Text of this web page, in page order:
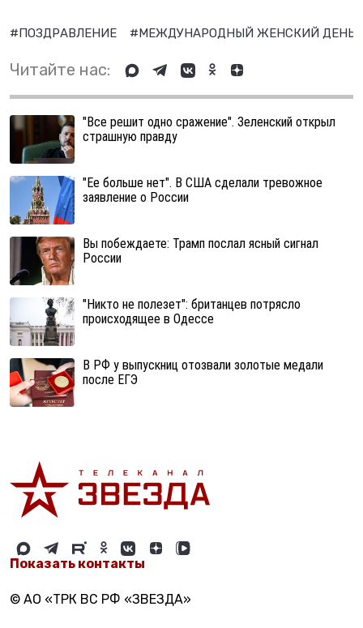
#ПОЗДРАВЛЕНИЕ #МЕЖДУНАРОДНЫЙ ЖЕНСКИЙ ДЕНЬ
Читайте нас:
"Все решит одно сражение". Зеленский открыл
страшную правду
"Ее больше нет". В США сделали тревожное
заявление о России
Вы побеждаете: Трамп послал ясный сигнал
России
"Никто не полезет": британцев потрясло
происходящее в Одессе
В РФ у выпускниц отозвали золотые медали
после ЕГЭ
Показать контакты
© АО «ТРК ВС РФ «ЗВЕЗДА»